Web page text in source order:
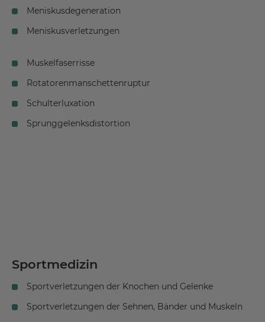
Meniskusdegeneration
Meniskusverletzungen
Muskelfaserrisse
Rotatorenmanschettenruptur
Schulterluxation
Sprunggelenksdistortion
Sportmedizin
Sportverletzungen der Knochen und Gelenke
Sportverletzungen der Sehnen, Bänder und Muskeln